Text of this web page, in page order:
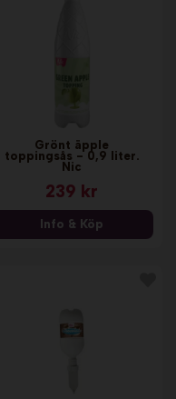
Grönt äpple
toppingsås - 0,9 liter.
Nic
239 kr
Info & Köp